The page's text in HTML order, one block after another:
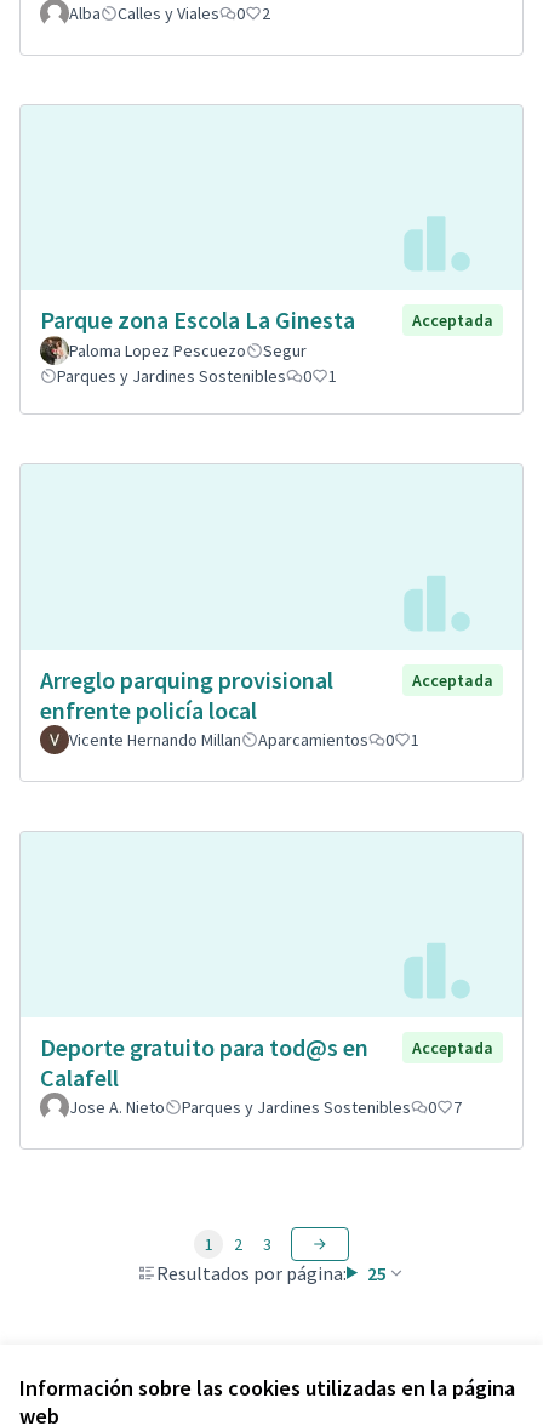
Información sobre las cookies utilizadas en la página
web
Alba Calles y Viales 0 2
Parque zona Escola La Ginesta
Acceptada
Paloma Lopez Pescuezo
Segur
Parques y Jardines Sostenibles
0 1
Arreglo parquing provisional
enfrente policía local
Acceptada
Vicente Hernando Millan Aparcamientos 0 1
Deporte gratuito para tod@s en
Calafell
Acceptada
Jose A. Nieto Parques y Jardines Sostenibles 0 7
Resultados por página: 25
1 2 3
Ver todas las propuestas retiradas